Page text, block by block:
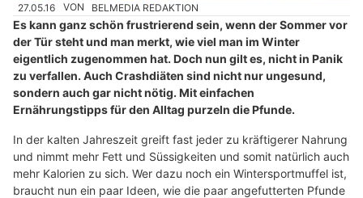
27.05.16 VON BELMEDIA REDAKTION
Es kann ganz schön frustrierend sein, wenn der Sommer vor
der Tür steht und man merkt, wie viel man im Winter
eigentlich zugenommen hat. Doch nun gilt es, nicht in Panik
zu verfallen. Auch Crashdiäten sind nicht nur ungesund,
sondern auch gar nicht nötig. Mit einfachen
Ernährungstipps für den Alltag purzeln die Pfunde.
In der kalten Jahreszeit greift fast jeder zu kräftigerer Nahrung
und nimmt mehr Fett und Süssigkeiten und somit natürlich auch
mehr Kalorien zu sich. Wer dazu noch ein Wintersportmuffel ist,
braucht nun ein paar Ideen, wie die paar angefutterten Pfunde